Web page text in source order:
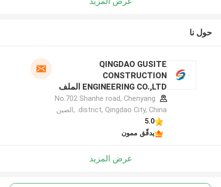
حول نا
QINGDAO GUSITE
CONSTRUCTION
ENGINEERING CO.,LTD الملف
الشركة المصنعة
No.702 Shanhe road, Chenyang
district, Qingdao City, China. ,الصين
5.0
يدقّق ممون
عرض المزيد